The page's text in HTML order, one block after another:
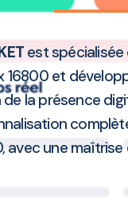
est spécialisée
16800 et
la présence
avec une